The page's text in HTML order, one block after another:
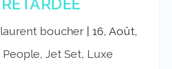
RETARDÉE
laurent boucher
16, Août,
People, Jet Set, Luxe